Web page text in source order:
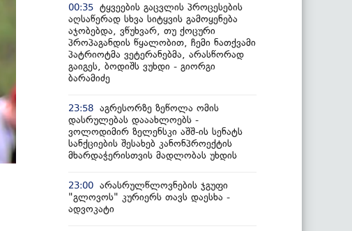
00:35 ტყვეების გაცვლის პროცესების
აღსაწერად სხვა სიტყვის გამოყენება
აჯობებდა, ვწუხვარ, თუ ქოცური
პროპაგანდის წყალობით, ჩემი ნათქვამი
პატრიოტმა ვეტერანებმა, არასწორად
გაიგეს, ბოდიშს ვუხდი - გიორგი
ბარამიძე
23:58 აგრესორზე ზეწოლა ომის
დასრულებას დააახლოებს -
ვოლოდიმირ ზელენსკი აშშ-ის სენატს
სანქციების შესახებ კანონპროექტის
მხარდაჭერისთვის მადლობას უხდის
23:00 არასრულწლოვნების ჯგუფი
"გლოვოს" კურიერს თავს დაესხა -
ადვოკატი